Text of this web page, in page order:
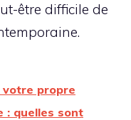
être difficile de
votre propre
: quelles sont